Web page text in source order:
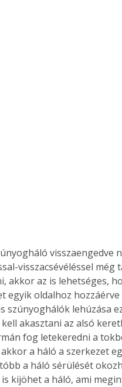
visszacsévéléssel
akkor az is lehetséges,
egyik oldalhoz
szúnyoghálók lehúzása
akasztani az alsó
fog letekeredni a
a háló a szerkezet
a háló sérülését
kijöhet a háló, ami